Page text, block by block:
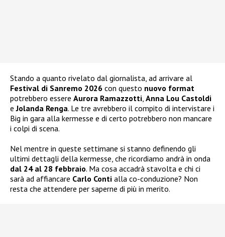
Stando a quanto rivelato dal giornalista, ad arrivare al
Festival di Sanremo 2026 con questo nuovo format
potrebbero essere Aurora Ramazzotti, Anna Lou Castoldi
eJolanda Renga. Le tre avrebbero il compito di intervistare i
Big in gara alla kermesse e di certo potrebbero non mancare
i colpi di scena.
Nel mentre in queste settimane si stanno definendo gli
ultimi dettagli della kermesse, che ricordiamo andrà in onda
dal 24 al 28 febbraio. Ma cosa accadrà stavolta e chi ci
sarà ad affiancare Carlo Conti alla co-conduzione? Non
resta che attendere per saperne di più in merito.